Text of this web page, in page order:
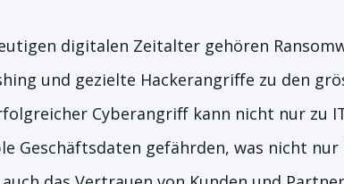
digitalen Zeitalter gehören
und gezielte Hackerangriffe zu den
Cyberangriff kann nicht nur zu
Geschäftsdaten gefährden, was nicht nur